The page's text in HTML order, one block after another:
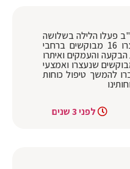
פעלו הלילה בשלושה
מבצעים חטיבתיים, עצרו 16 מבוקשים ברחבי
הבקעה והעמקים ואיתרו
שנעצרו ואמצעי
להמשך טיפול כוחות
לפני 3 שנים